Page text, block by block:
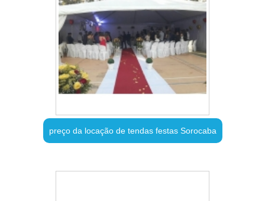
preço da locação de tendas festas Sorocaba